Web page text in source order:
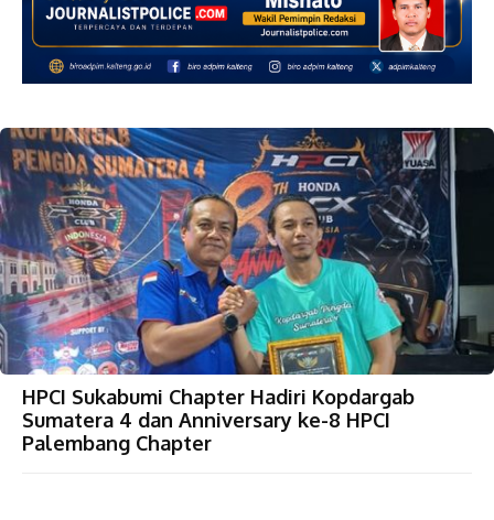
HPCI Sukabumi Chapter Hadiri Kopdargab
Sumatera 4 dan Anniversary ke-8 HPCI
Palembang Chapter